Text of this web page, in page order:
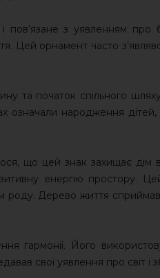
з уявленням про
Цей орнамент часто
та початок спільного
означали народження
що цей знак захищає дім
енергію простору.
Дерево життя
гармонії. Його
свої уявлення про світ і